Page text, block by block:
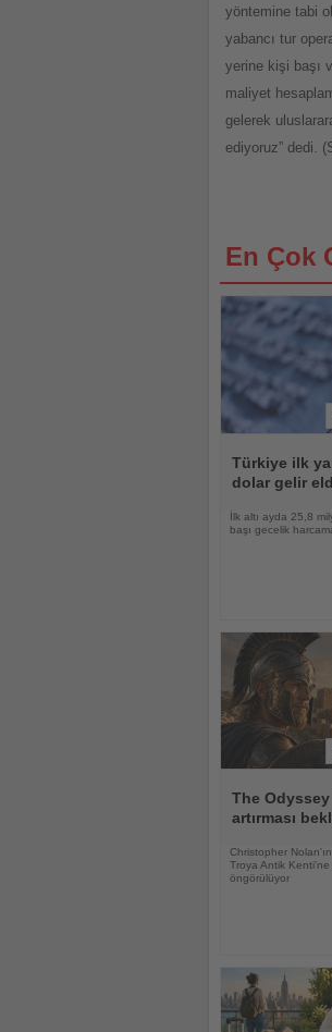
yöntemine tabi
yabancı tur
yerine kişi başı
maliyet
gelerek
ediyoruz” dedi.
En Çok
Oku
Türkiye ilk
dolar gelir
İlk altı ayda 25,8
başı gecelik
Oku
The
artırması
Christopher
Troya Antik Kenti'ne
öngörülüyor